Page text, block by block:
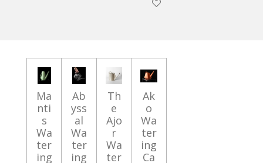
Ma
nti
s
Wa
ter
ing
Ab
yss
al
Wa
ter
ing
Th
e
Ajo
r
Wa
ter
Ak
o
Wa
ter
ing
Ca